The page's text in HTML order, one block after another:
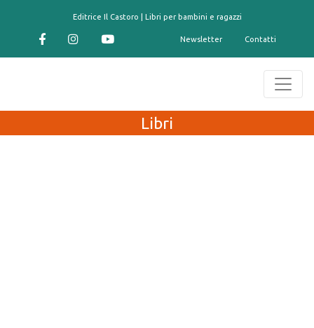
Editrice Il Castoro | Libri per bambini e ragazzi
Newsletter Contatti
Libri